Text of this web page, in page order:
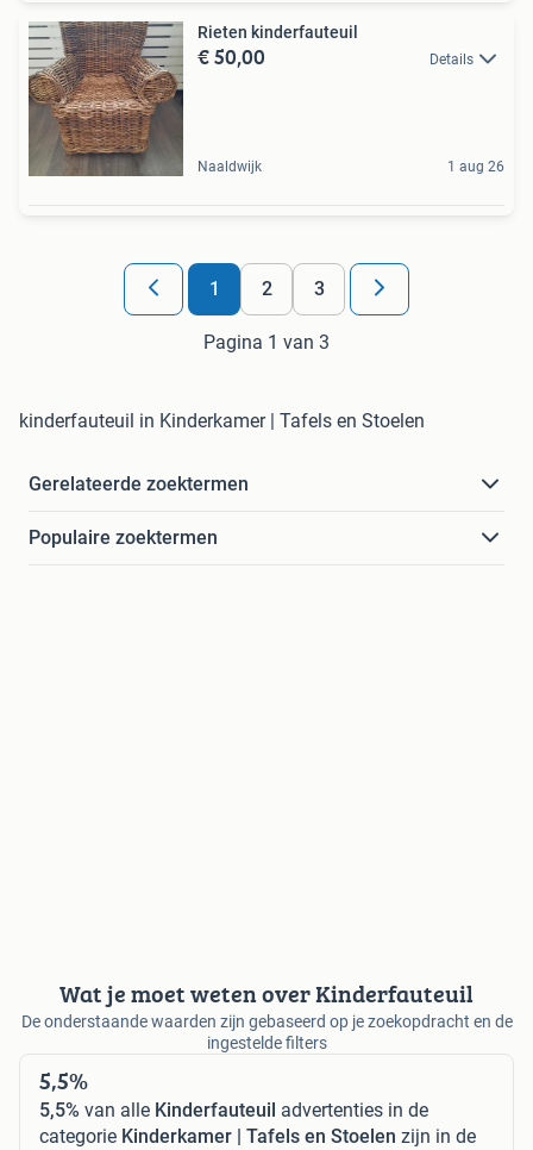
Rieten kinderfauteuil
€ 50,00 Details
Naaldwijk 1 aug 26
1 2 3
Pagina 1 van 3
kinderfauteuil in Kinderkamer | Tafels en Stoelen
Gerelateerde zoektermen
Populaire zoektermen
Wat je moet weten over Kinderfauteuil
De onderstaande waarden zijn gebaseerd op je zoekopdracht en de
ingestelde filters
5,5%
5,5% van alle Kinderfauteuil advertenties in de
categorie Kinderkamer | Tafels en Stoelen zijn in de